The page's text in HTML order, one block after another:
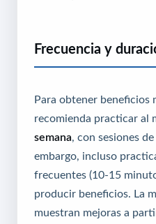
Frecuencia y
Para obtener beneficios
recomienda practicar al
semana , con sesiones
embargo, incluso
frecuentes (10-15
producir beneficios. La
muestran mejoras a